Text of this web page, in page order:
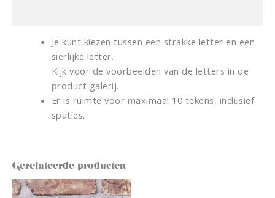
Je kunt kiezen tussen een strakke letter en een
sierlijke letter.
Kijk voor de voorbeelden van de letters in de
product galerij.
Er is ruimte voor maximaal 10 tekens, inclusief
spaties.
Gerelateerde producten